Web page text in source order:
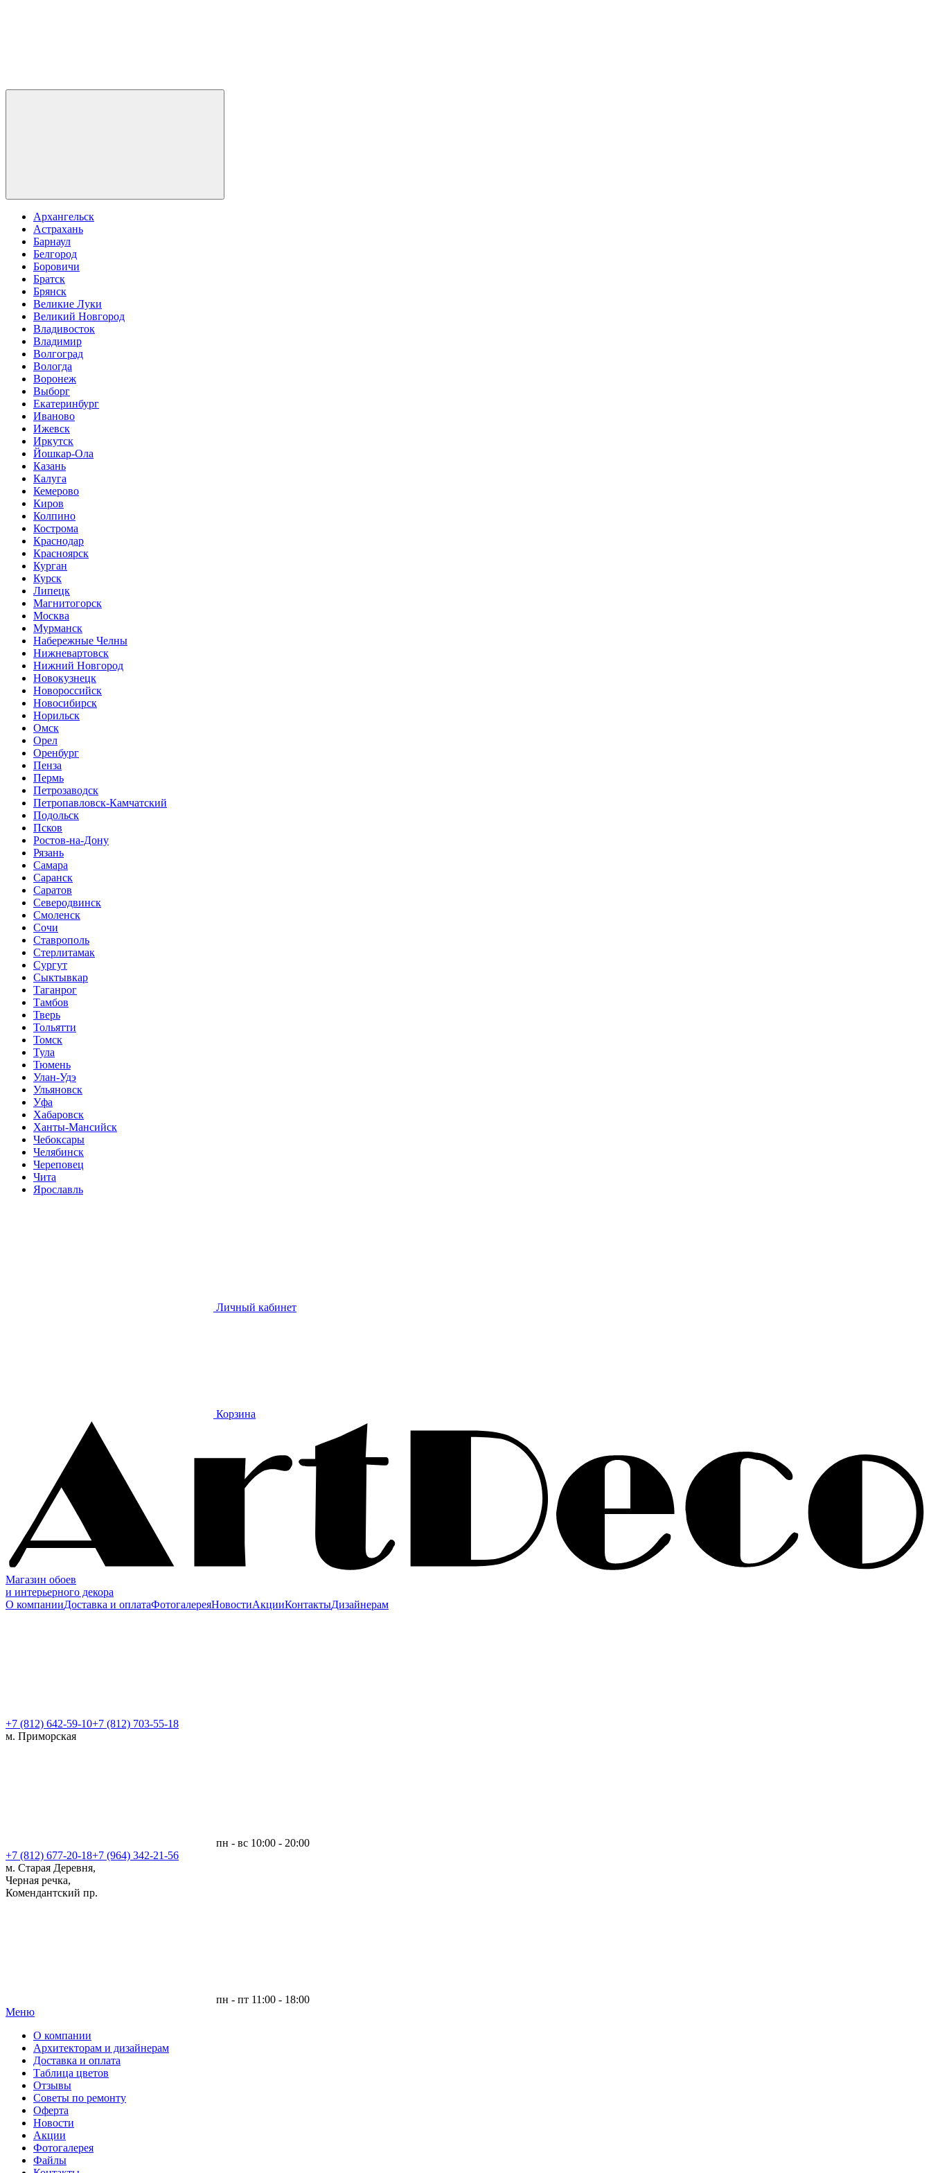
Архангельск
Астрахань
Барнаул
Белгород
Боровичи
Братск
Брянск
Великие Луки
Великий Новгород
Владивосток
Владимир
Волгоград
Вологда
Воронеж
Выборг
Екатеринбург
Иваново
Ижевск
Иркутск
Йошкар-Ола
Казань
Калуга
Кемерово
Киров
Колпино
Кострома
Краснодар
Красноярск
Курган
Курск
Липецк
Магнитогорск
Москва
Мурманск
Набережные Челны
Нижневартовск
Нижний Новгород
Новокузнецк
Новороссийск
Новосибирск
Норильск
Омск
Орел
Оренбург
Пенза
Пермь
Петрозаводск
Петропавловск-Камчатский
Подольск
Псков
Ростов-на-Дону
Рязань
Самара
Саранск
Саратов
Северодвинск
Смоленск
Сочи
Ставрополь
Стерлитамак
Сургут
Сыктывкар
Таганрог
Тамбов
Тверь
Тольятти
Томск
Тула
Тюмень
Улан-Удэ
Ульяновск
Уфа
Хабаровск
Ханты-Мансийск
Чебоксары
Челябинск
Череповец
Чита
Ярославль
Личный кабинет
Корзина
Магазин обоев
и интерьерного декора
О компанииДоставка и оплатаФотогалереяНовостиАкцииКонтактыДизайнерам
+7 (812) 642-59-10+7 (812) 703-55-18
м. Приморская
пн - вс 10:00 - 20:00
+7 (812) 677-20-18+7 (964) 342-21-56
м. Старая Деревня,
Черная речка,
Комендантский пр.
пн - пт 11:00 - 18:00
Меню|
О компании
Архитекторам и дизайнерам
Доставка и оплата
Таблица цветов
Отзывы
Советы по ремонту
Оферта
Новости
Акции
Фотогалерея
Файлы